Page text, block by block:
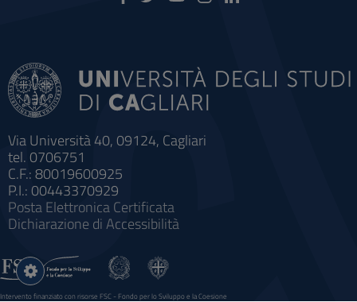
Via Università 40, 09124, Cagliari
tel. 0706751
C.F.: 80019600925
P.I.: 00443370929
Posta Elettronica Certificata
Dichiarazione di Accessibilità
Intervento finanziato con risorse FSC - Fondo per lo Sviluppo e la Coesione
Impostazioni
cookie